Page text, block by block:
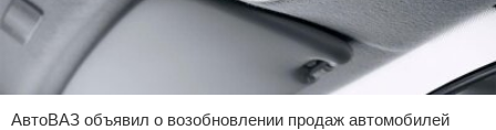
АвтоВАЗ объявил о возобновлении продаж автомобилей